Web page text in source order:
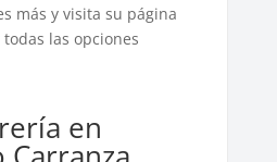
más y visita su página
las opciones
en